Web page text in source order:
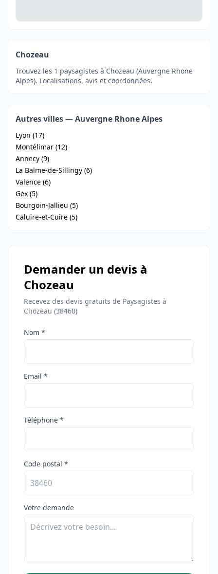
Chozeau
Trouvez les 1 paysagistes à Chozeau (Auvergne Rhone
Alpes). Localisations, avis et coordonnées.
Autres villes — Auvergne Rhone Alpes
Lyon (17)
Montélimar (12)
Annecy (9)
La Balme-de-Sillingy (6)
Valence (6)
Gex (5)
Bourgoin-Jallieu (5)
Caluire-et-Cuire (5)
Demander un devis à
Chozeau
Recevez des devis gratuits de Paysagistes à
Chozeau (38460)
Nom *
Email *
Téléphone *
Code postal *
Votre demande